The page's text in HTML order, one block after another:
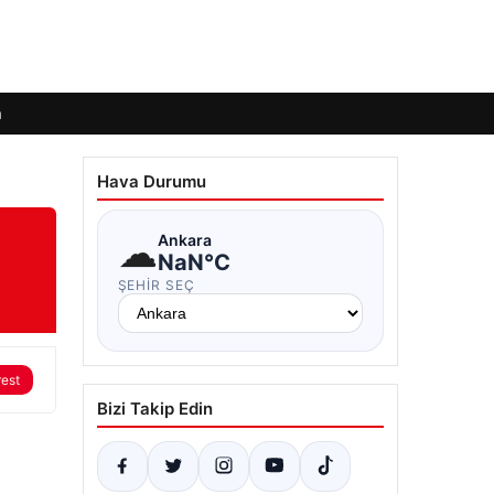
Hava Durumu
☁Ankara
NaN°C
ŞEHIR SEÇ
Bizi Takip Edin